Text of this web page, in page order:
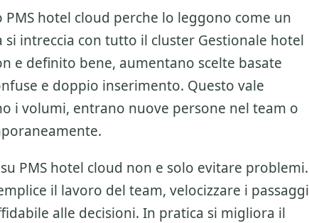
PMS hotel cloud perche lo leggono come un
intreccia con tutto il cluster Gestionale hotel
e definito bene, aumentano scelte basate
e doppio inserimento. Questo vale
i volumi, entrano nuove persone nel team o
PMS hotel cloud non e solo evitare problemi.
il lavoro del team, velocizzare i passaggi
alle decisioni. In pratica si migliora il